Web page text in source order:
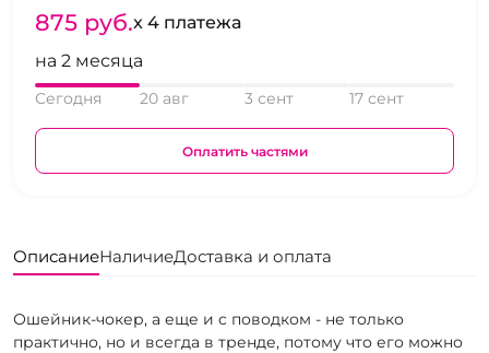
875 pуб.x 4 платежа
на 2 месяца
Сегодня 20 авг 3 сент 17 сент
Оплатить частями
ОписаниеНаличиеДоставка и оплата
Ошейник-чокер, а еще и с поводком - не только
практично, но и всегда в тренде, потому что его можно